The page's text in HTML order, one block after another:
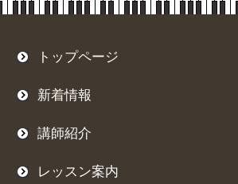
トップページ
新着情報
講師紹介
レッスン案内